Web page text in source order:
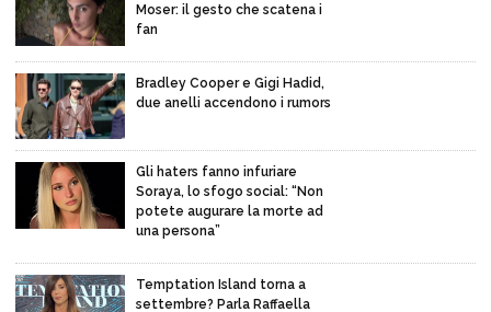
Moser: il gesto che scatena i
fan
Bradley Cooper e Gigi Hadid,
due anelli accendono i rumors
Gli haters fanno infuriare
Soraya, lo sfogo social: “Non
potete augurare la morte ad
una persona”
Temptation Island torna a
settembre? Parla Raffaella